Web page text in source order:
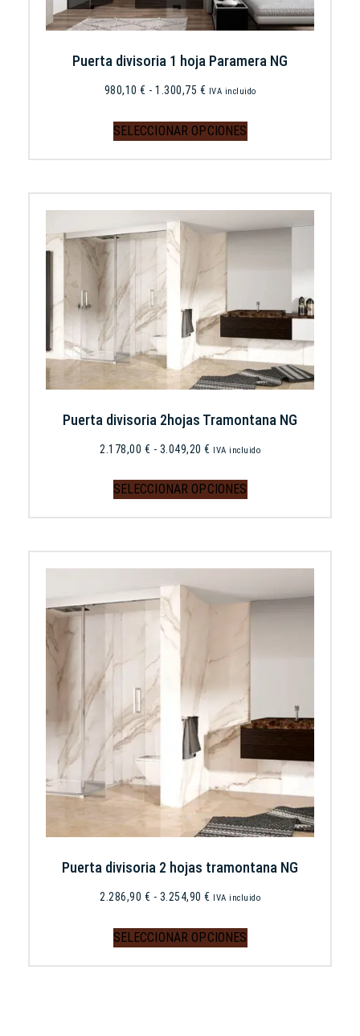
Puerta divisoria 1 hoja Paramera NG
980,10 € - 1.300,75 € IVA incluido
SELECCIONAR OPCIONES
Puerta divisoria 2hojas Tramontana NG
2.178,00 € - 3.049,20 € IVA incluido
SELECCIONAR OPCIONES
Puerta divisoria 2 hojas tramontana NG
2.286,90 € - 3.254,90 € IVA incluido
SELECCIONAR OPCIONES